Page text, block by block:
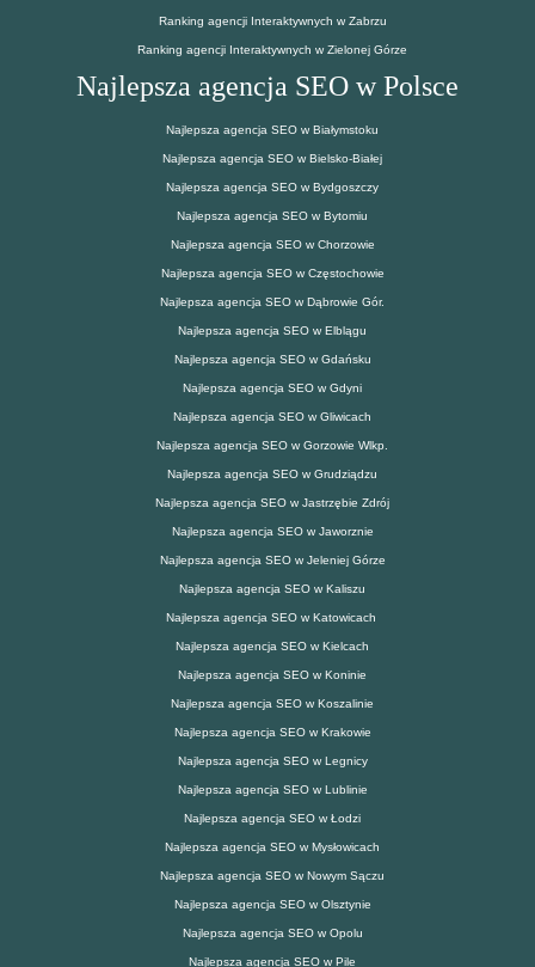
Ranking agencji Interaktywnych w Zabrzu
Ranking agencji Interaktywnych w Zielonej Górze
Najlepsza agencja SEO w Polsce
Najlepsza agencja SEO w Białymstoku
Najlepsza agencja SEO w Bielsko-Białej
Najlepsza agencja SEO w Bydgoszczy
Najlepsza agencja SEO w Bytomiu
Najlepsza agencja SEO w Chorzowie
Najlepsza agencja SEO w Częstochowie
Najlepsza agencja SEO w Dąbrowie Gór.
Najlepsza agencja SEO w Elblągu
Najlepsza agencja SEO w Gdańsku
Najlepsza agencja SEO w Gdyni
Najlepsza agencja SEO w Gliwicach
Najlepsza agencja SEO w Gorzowie Wlkp.
Najlepsza agencja SEO w Grudziądzu
Najlepsza agencja SEO w Jastrzębie Zdrój
Najlepsza agencja SEO w Jaworznie
Najlepsza agencja SEO w Jeleniej Górze
Najlepsza agencja SEO w Kaliszu
Najlepsza agencja SEO w Katowicach
Najlepsza agencja SEO w Kielcach
Najlepsza agencja SEO w Koninie
Najlepsza agencja SEO w Koszalinie
Najlepsza agencja SEO w Krakowie
Najlepsza agencja SEO w Legnicy
Najlepsza agencja SEO w Lublinie
Najlepsza agencja SEO w Łodzi
Najlepsza agencja SEO w Mysłowicach
Najlepsza agencja SEO w Nowym Sączu
Najlepsza agencja SEO w Olsztynie
Najlepsza agencja SEO w Opolu
Najlepsza agencja SEO w Pile